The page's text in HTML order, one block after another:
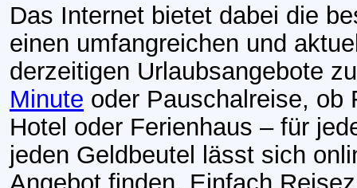
Das Internet bietet dabei die
einen umfangreichen und
derzeitigen Urlaubsangebote
Minute oder Pauschalreise, ob
Hotel oder Ferienhaus – für
jeden Geldbeutel lässt sich
Angebot finden. Einfach